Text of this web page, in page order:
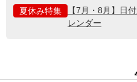
夏休み特集
【7月・8月】日
レンダー